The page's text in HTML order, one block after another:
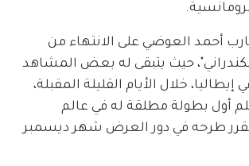
أحمد العوضي على الانتهاء من
حيث يتبقى له بعض المشاهد
خلال الأيام القليلة المقبلة،
أول بطولة مطلقة له في عالم
طرحه في دور العرض شهر ديسمبر